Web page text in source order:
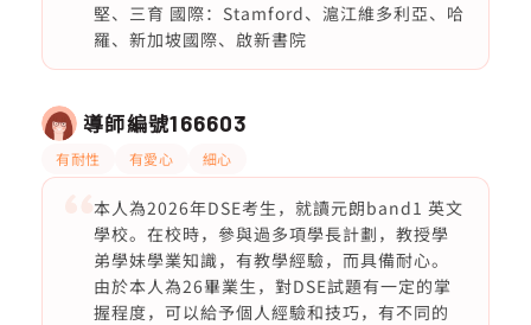
堅、三育 國際：Stamford、滬江維多利亞、哈
羅、新加坡國際、啟新書院
導師編號166603
有耐性 有愛心 細心
本人為2026年DSE考生，就讀元朗band1 英文
學校。在校時，參與過多項學長計劃，教授學
弟學妹學業知識，有教學經驗，而具備耐心。
由於本人為26畢業生，對DSE試題有一定的掌
握程度，可以給予個人經驗和技巧，有不同的